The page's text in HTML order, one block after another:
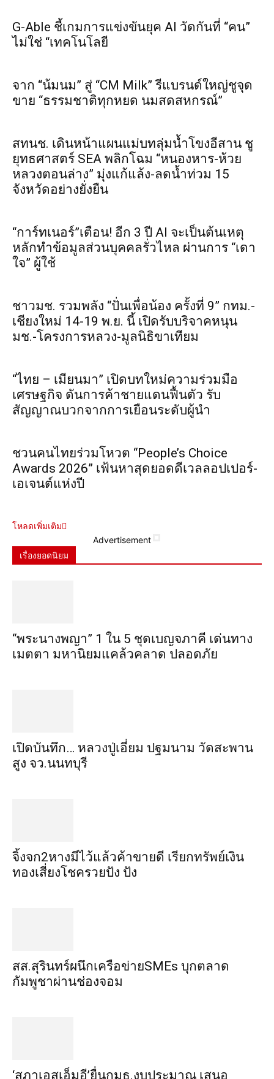
G-Able ชี้เกมการแข่งขันยุค AI วัดกันที่ “คน”
ไม่ใช่ “เทคโนโลยี
จาก “น้มนม” สู่ “CM Milk” รีแบรนด์ใหญ่ชูจุด
ขาย “ธรรมชาติทุกหยด นมสดสหกรณ์”
สทนช. เดินหน้าแผนแม่บทลุ่มน้ำโขงอีสาน ชู
ยุทธศาสตร์ SEA พลิกโฉม “หนองหาร-ห้วย
หลวงตอนล่าง” มุ่งแก้แล้ง-ลดน้ำท่วม 15
จังหวัดอย่างยั่งยืน
“การ์ทเนอร์”เตือน! อีก 3 ปี AI จะเป็นต้นเหตุ
หลักทำข้อมูลส่วนบุคคลรั่วไหล ผ่านการ “เดา
ใจ” ผู้ใช้
ชาวมช. รวมพลัง “ปั่นเพื่อน้อง ครั้งที่ 9” กทม.-
เชียงใหม่ 14-19 พ.ย. นี้ เปิดรับบริจาคหนุน
มช.-โครงการหลวง-มูลนิธิขาเทียม
“ไทย – เมียนมา” เปิดบทใหม่ความร่วมมือ
เศรษฐกิจ ดันการค้าชายแดนฟื้นตัว รับ
สัญญาณบวกจากการเยือนระดับผู้นำ
ชวนคนไทยร่วมโหวต “People’s Choice
Awards 2026” เฟ้นหาสุดยอดดีเวลลอปเปอร์-
เอเจนต์แห่งปี
โหลดเพิ่มเติม
Advertisement
เรื่องยอดนิยม
“พระ​นาง​พญา” 1 ใน 5​ ชุดเบญจ​ภาคี​ เด่นทาง
เมตตา​ มหา​นิยม​แคล้วคลาด​ ปลอดภัย​
เปิดบันทึก… หลวงปู่เอี่ยม ​ปฐม​นาม​ วัดสะพาน
สูง​ จว.นนทบุรี
จิ้งจก​2​หาง​มีไว้แล้ว​ค้าขาย​ดี​ เรียก​ทรัพย์เงิน
ทอง​เสี่ยงโชค​รวยปัง​ ปัง​
สส.สุรินทร์ผนึกเครือข่ายSMEs บุกตลาด
กัมพูชาผ่านช่องจอม
‘สภาเอสเอ็มอี’ยื่นกมธ.งบประมาณ เสนอ